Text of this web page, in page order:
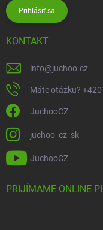
Prihlásiť sa
KONTAKT
info@juchoo.cz
Máte otázku?
JuchooCZ
juchoo_cz_sk
JuchooCZ
PRIJÍMAME ONLINE